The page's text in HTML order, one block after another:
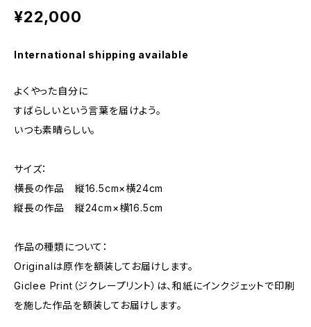
¥22,000
International shipping available
よくやった自分に
すばらしいという言葉を届けよう。
いつも素晴らしい。
サイズ：
横長の作品 縦16.5cm×横24cm
縦長の作品 縦24cm×横16.5cm
作品の種類について：
Originalは原作を額装してお届けします。
Giclee Print（ジクレープリント）は、和紙にインクジェットで印刷
を施した作品を額装してお届けします。